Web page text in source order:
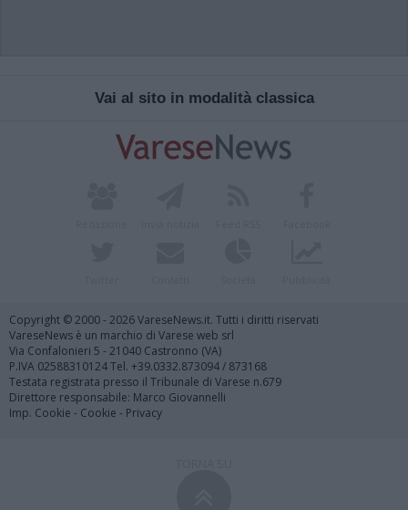
Vai al sito in modalità classica
Copyright © 2000 - 2026 VareseNews.it. Tutti i diritti riservati
VareseNews è un marchio di Varese web srl
Via Confalonieri 5 - 21040 Castronno (VA)
P.IVA 02588310124 Tel. +39.0332.873094 / 873168
Testata registrata presso il Tribunale di Varese n.679
Direttore responsabile: Marco Giovannelli
Imp. Cookie - Cookie - Privacy